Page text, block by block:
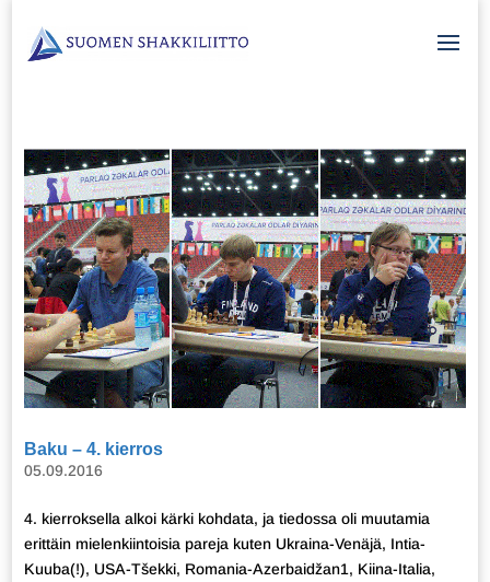
Baku – 4. kierros
05.09.2016
4. kierroksella alkoi kärki kohdata, ja tiedossa oli muutamia
erittäin mielenkiintoisia pareja kuten Ukraina-Venäjä, Intia-
Kuuba(!), USA-Tšekki, Romania-Azerbaidžan1, Kiina-Italia,